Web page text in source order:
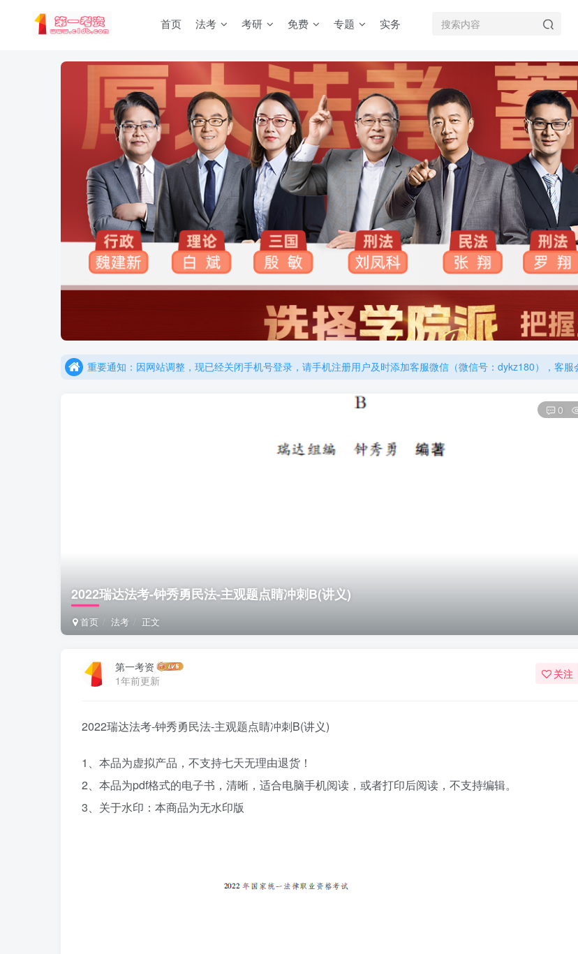
首页 法考 考研 免费 专题 实务
更新提示：已经更新部分机构主观题法考资料，推荐厚大的考点清单，高清版，特别适合学习！
重要通知：因网站调整，现已经关闭手机号登录，请手机注册用户及时添加客服微信（微信号：dykz180），客
更新提示：已经更新部分机构主观题法考资料，推荐厚大的考点清单，高清版，特别适合学习！
2022瑞达法考-钟秀勇民法-主观题点睛冲刺B(讲义)
首页 法考 正文
0
第一考资
1年前更新
关注
2022瑞达法考-钟秀勇民法-主观题点睛冲刺B(讲义)
1、本品为虚拟产品，不支持七天无理由退货！
2、本品为pdf格式的电子书，清晰，适合电脑手机阅读，或者打印后阅读，不支持编辑。
3、关于水印：本商品为无水印版